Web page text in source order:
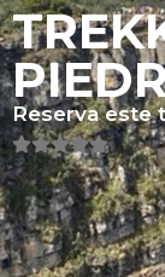
Reserva este